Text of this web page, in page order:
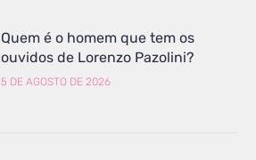
Quem é o homem que tem os
ouvidos de Lorenzo Pazolini?
5 DE AGOSTO DE 2026